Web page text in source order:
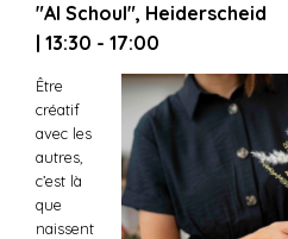
"Al Schoul", Heiderscheid
| 13:30 - 17:00
Être
créatif
avec les
autres,
c’est là
que
naissent